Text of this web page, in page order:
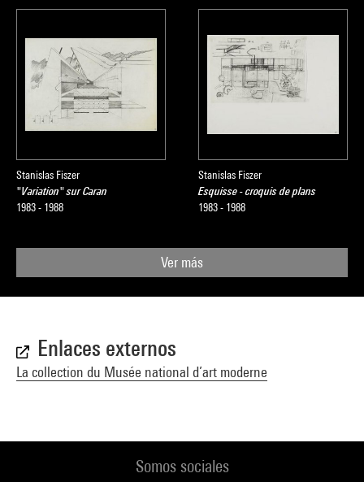
Stanislas Fiszer
"Variation" sur Caran
1983 - 1988
Stanislas Fiszer
Esquisse - croquis de plans
1983 - 1988
Ver más
Enlaces externos
La collection du Musée national d’art moderne
Somos sociales